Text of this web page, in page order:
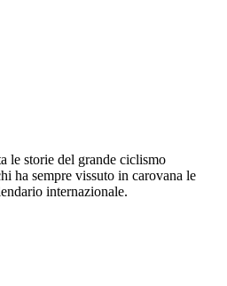
le storie del grande ciclismo
ha sempre vissuto in carovana le
internazionale.